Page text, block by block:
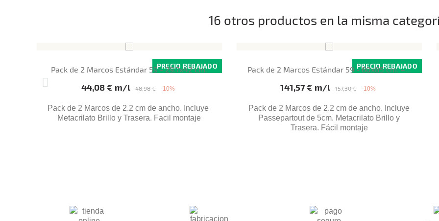
16 otros productos en la misma
PRECIO REBAJADO
Pack de 2 Marcos Estándar 59 - 29.7x42 cm.
Precio base 48,98 € -10%
Precio
44,08 € m/l
Pack de 2 Marcos de 2.2 cm de ancho. Incluye
Metacrilato Brillo y Trasera. Facil montaje
PRECIO REBAJADO
Pack de 2 Marcos Estándar 59 - 60x85 cm. +...
Precio base 157,30 € -10%
Precio
141,57 € m/l
Pack de 2 Marcos de 2.2 cm de ancho. Incluye
Passepartout de 5cm. Metacrilato Brillo y
Trasera. Fácil montaje